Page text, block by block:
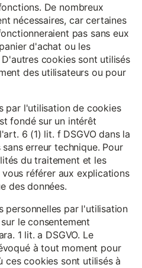
De nombreux
nécessaires, car certaines
pas sans eux
d'achat ou les
cookies sont utilisés
des utilisateurs ou pour
par l'utilisation de cookies
fondé sur un intérêt
6 (1) lit. f DSGVO dans la
erreur technique. Pour
du traitement et les
référer aux explications
des données.
personnelles par l'utilisation
le consentement
1 lit. a DSGVO. Le
à tout moment pour
ces cookies sont utilisés à